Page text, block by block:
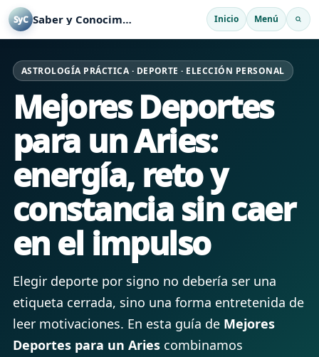
SyC Saber y Conocimiento Inicio Menú
ASTROLOGÍA PRÁCTICA · DEPORTE · ELECCIÓN PERSONAL
Mejores Deportes
para un Aries:
energía, reto y
constancia sin caer
en el impulso
Elegir deporte por signo no debería ser una
etiqueta cerrada, sino una forma entretenida de
leer motivaciones. En esta guía de Mejores
Deportes para un Aries combinamos